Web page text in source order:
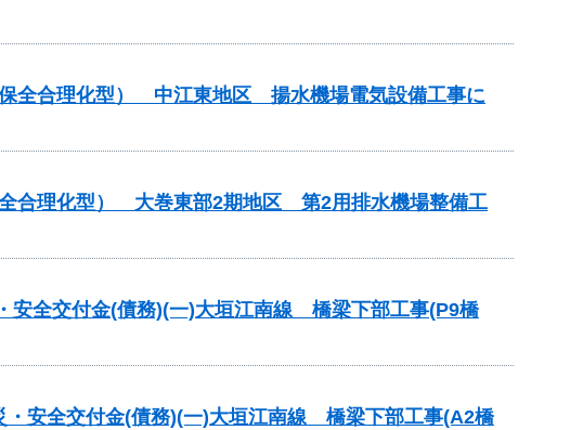
全合理化型） 中江東地区 揚水機場電気設備工事に
合理化型） 大巻東部2期地区 第2用排水機場整備工
安全交付金(債務)(一)大垣江南線 橋梁下部工事(P9橋
安全交付金(債務)(一)大垣江南線 橋梁下部工事(A2橋